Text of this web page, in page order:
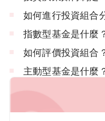
如何進行投資組合
指數型基金是什麼
如何評價投資組合
主動型基金是什麼